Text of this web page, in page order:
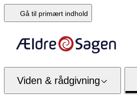
Gå til primært indhold
Viden & rådgivning